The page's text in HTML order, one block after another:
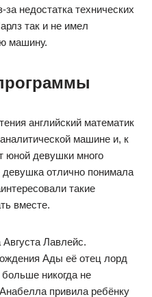
недостатка технических
так и не имел
машину.
английский математик
машине и, к
юной девушки много
отлично понимала
такие
вместе.
Лавлейс.
Ады её отец лорд
никогда не
привила ребёнку